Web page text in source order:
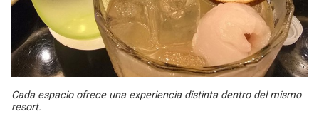
Cada espacio ofrece una experiencia distinta dentro del mismo
resort.